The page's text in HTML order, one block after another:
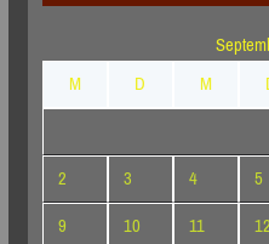
M
D M
2
3 4 5
9
10 11 12